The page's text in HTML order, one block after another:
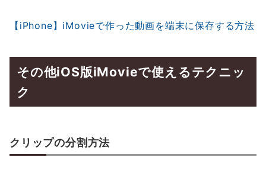
【iPhone】iMovieで作った動画を端末に保存する方法
その他iOS版iMovieで使えるテクニッ
ク
クリップの分割方法